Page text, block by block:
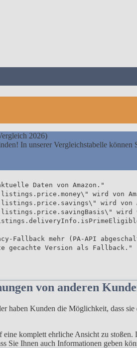
2026)
In unserer Vergleichstabelle
Daten von Amazon."
wird von
wird von
wird
Fallback mehr (PA-API
gecachte Version als Fallback."
von anderen
haben Kunden die Möglichkeit, dass
komplett ehrliche Ansicht zu
Sie Ihnen auch Informationen geben